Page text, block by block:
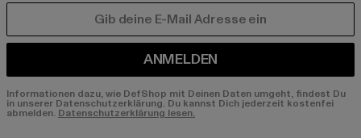
ANMELDEN
Informationen dazu, wie DefShop mit Deinen Daten umgeht, findest Du
in unserer Datenschutzerklärung. Du kannst Dich jederzeit kostenfei
abmelden. Datenschutzerklärung lesen.